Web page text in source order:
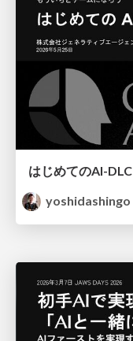
はじめてのAI-DLC
yoshidashingo